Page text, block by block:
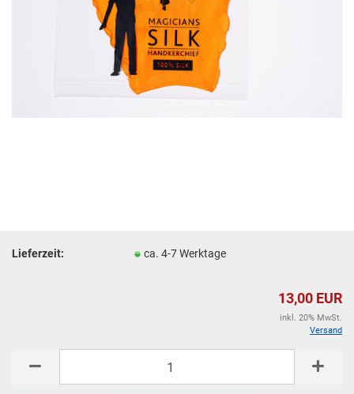
Lieferzeit: ca. 4-7 Werktage
13,00 EUR
inkl. 20% MwSt.
Versand